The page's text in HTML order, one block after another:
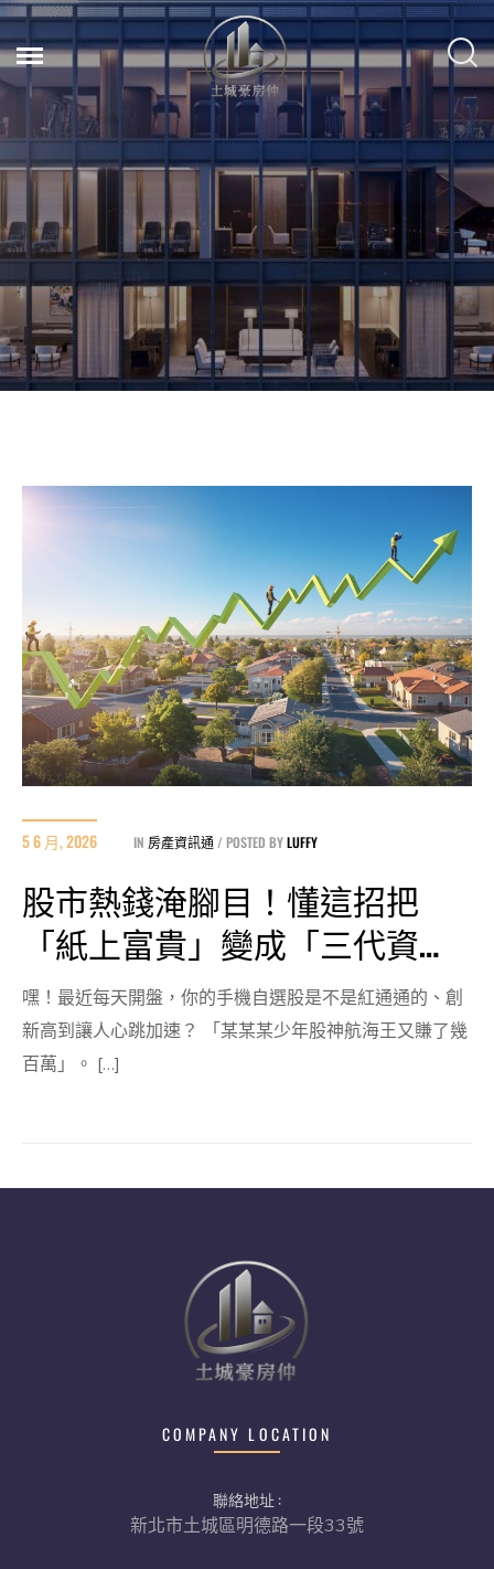
5 6 月, 2026 IN 房產資訊通 POSTED BYLUFFY
股市熱錢淹腳目！懂這招把
「紙上富貴」變成「三代資
產」
嘿！最近每天開盤，你的手機自選股是不是紅通通的、創
新高到讓人心跳加速？ 「某某某少年股神航海王又賺了幾
百萬」。 […]
COMPANY LOCATION
聯絡地址 :
新北市土城區明德路一段33號